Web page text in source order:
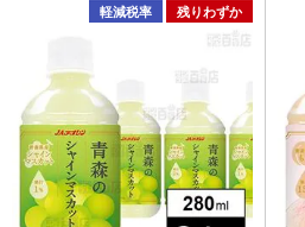
軽減税率 残りわずか